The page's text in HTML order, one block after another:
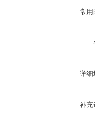
常用
详细
补充